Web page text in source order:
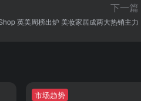
下一篇
英美周榜出炉 美妆家居成两大热销主力
市场趋势